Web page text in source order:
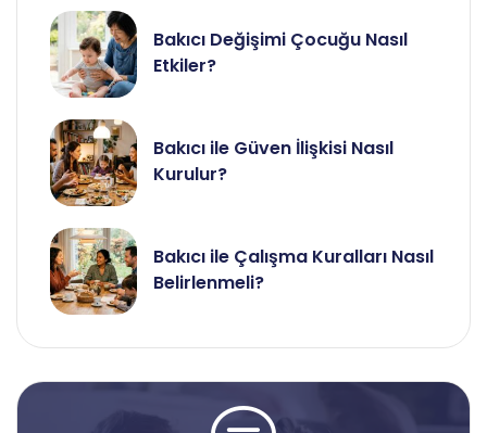
Bakıcı Değişimi Çocuğu Nasıl
Etkiler?
Bakıcı ile Güven İlişkisi Nasıl
Kurulur?
Bakıcı ile Çalışma Kuralları Nasıl
Belirlenmeli?